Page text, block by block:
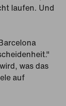
laufen. Und
was das
auf